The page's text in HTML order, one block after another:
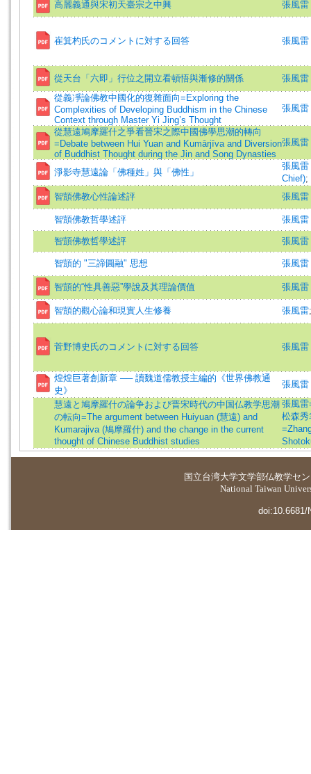
高麗義通與宋初天臺宗之中興 張風雷
崔箕杓氏のコメントに対する回答 張風雷
從天台「六即」行位之開立看頓悟與漸修的關係
張風雷
從義凈論佛教中國化的復雜面向=Exploring the
Complexities of Developing Buddhism in the Chinese
Context through Master Yi Jing’s Thought
張風雷
從慧遠鳩摩羅什之爭看晉宋之際中國佛學思潮的轉向
=Debate between Hui Yuan and Kumārjīva and Diversion
of Buddhist Thought during the Jin and Song Dynasties
張風雷
淨影寺慧遠論「佛種姓」與「佛性」
張風雷
Chief);
智顗佛教心性論述評
張風雷
智顗佛教哲學述評 張風雷
智顗佛教哲學述評 張風雷
智顗的 "三諦圓融" 思想 張風雷
智顗的“性具善惡”學說及其理論價值 張風雷
智顗的觀心論和現實人生修養 張風雷
菅野博史氏のコメントに対する回答 張風雷
煌煌巨著創新章 ── 讀魏道儒教授主編的《世界佛教通
史》
張風雷
慧遠と鳩摩羅什の論争および晋宋時代の中国仏教学思潮
の転向=The argument between Huiyuan (慧遠) and
Kumarajiva (鳩摩羅什) and the change in the current
thought of Chinese Buddhist studies
張風雷
松森
国立台湾大学文学部仏教学セ
National Taiwan
doi:10.6681/